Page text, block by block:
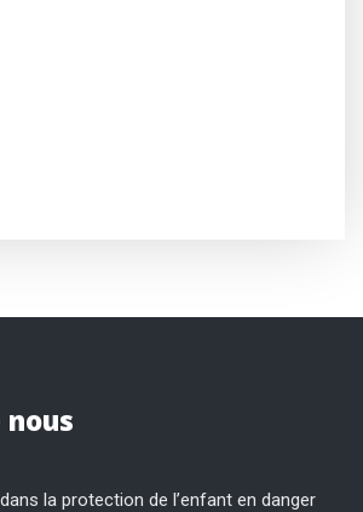
la protection de l’enfant en danger